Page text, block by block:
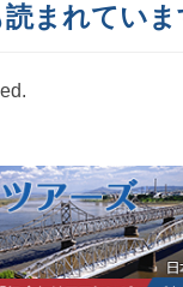
まれていま